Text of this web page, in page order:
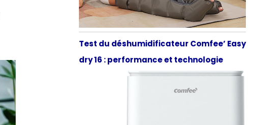
Test du déshumidificateur Comfee’ Easy
dry 16 : performance et technologie